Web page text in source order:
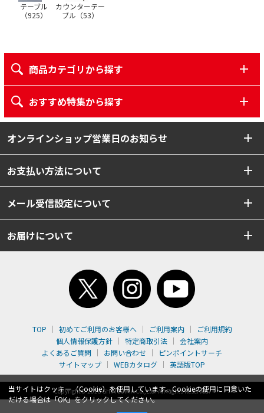
当サイトはクッキー（Cookie）を使用しています。Cookieの使用に同意いた
だける場合は「OK」をクリックしてください。
テーブル
（925）
カウンターテー
ブル（53）
商品カテゴリから探す
おすすめ特集から探す
オンラインショップ営業日のお知らせ
お支払い方法について
メール受信設定について
お届けについて
TOP 初めてご利用のお客様へ ご利用案内
ご利用規約
個人情報保護方針
特定商取引法
会社案内
よくあるご質問
お問い合わせ
ピンポイントサーチ
サイトマップ
WEBカタログ 英語版TOP
Copyright© 2018 SHIMOJIMA Co.,Ltd. All Rights Reserved.